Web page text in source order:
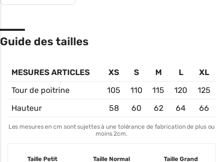
Guide des tailles
MESURES ARTICLES XS S M L
XL
Tour de poitrine
105 110 115 120
125
Hauteur
58 60 62 64 66
Les mesures en cm sont sujettes à une tolérance de fabrication de plus ou
moins 2cm.
Taille Petit Taille Normal Taille Grand